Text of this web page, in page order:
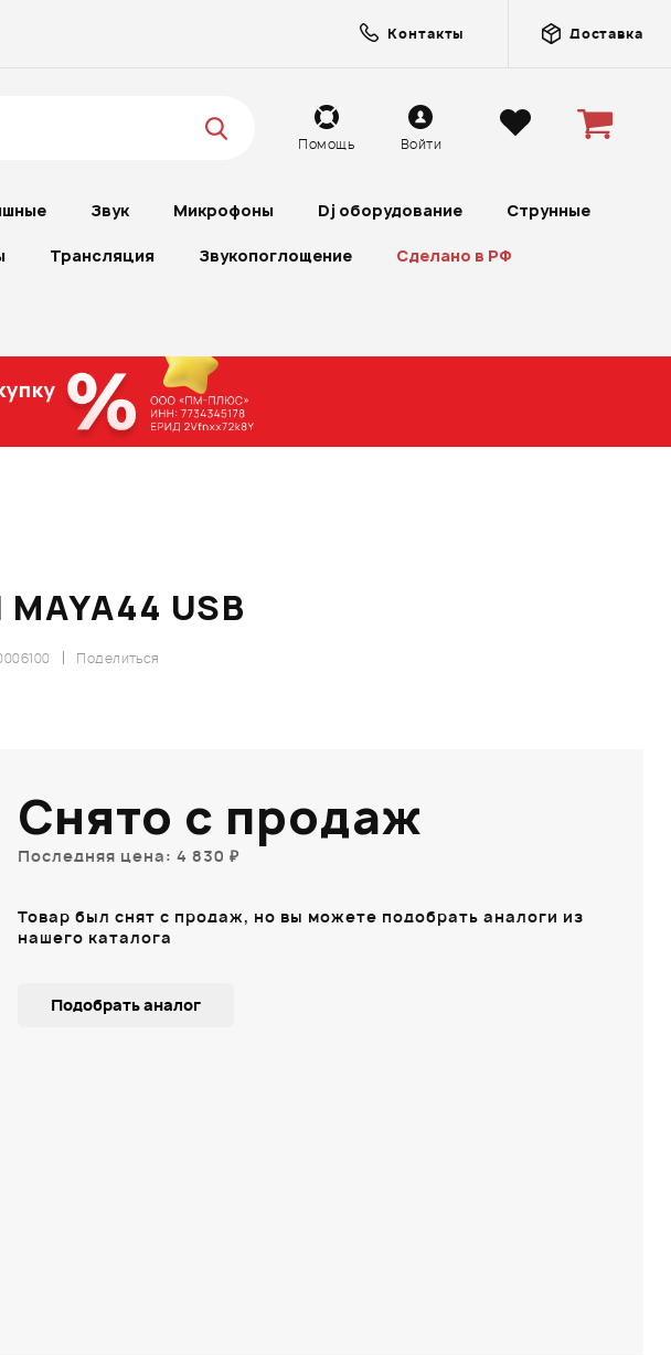
Контакты Доставка
Помощь Войти
Звук Микрофоны Dj оборудование Струнные
Трансляция Звукопоглощение Сделано в РФ
USB
Поделиться
Снято с продаж
Последняя цена: 4 830 ₽
Товар был снят с продаж, но вы можете подобрать аналоги из
нашего каталога
Подобрать аналог